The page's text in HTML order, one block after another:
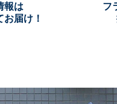
報は
届け！
フ